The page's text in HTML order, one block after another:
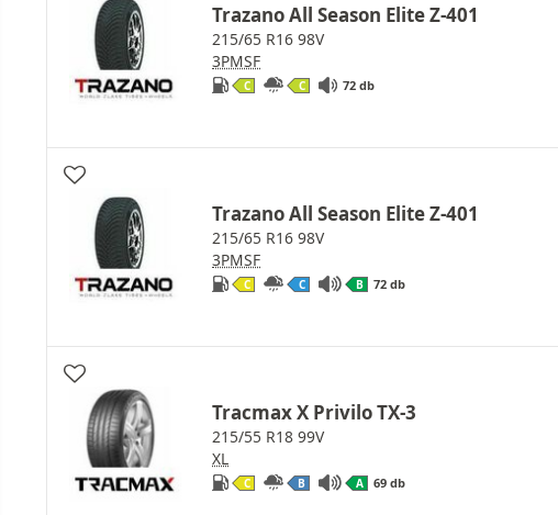
Trazano All Season Elite Z-401
215/65 R16 98V
3PMSF
C C 72 db
Trazano All Season Elite Z-401
215/65 R16 98V
3PMSF
C C B 72 db
Tracmax X Privilo TX-3
215/55 R18 99V
XL
C B A 69 db